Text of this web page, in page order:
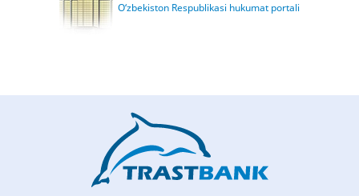
O‘zbekiston Respublikasi hukumat portali